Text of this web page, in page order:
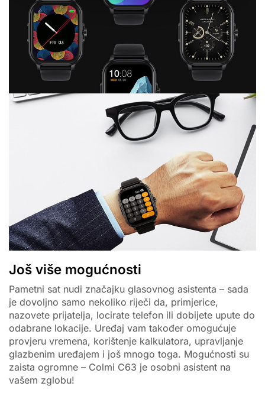
Još više mogućnosti
Pametni sat nudi značajku glasovnog asistenta – sada
je dovoljno samo nekoliko riječi da, primjerice,
nazovete prijatelja, locirate telefon ili dobijete upute do
odabrane lokacije. Uređaj vam također omogućuje
provjeru vremena, korištenje kalkulatora, upravljanje
glazbenim uređajem i još mnogo toga. Mogućnosti su
zaista ogromne – Colmi C63 je osobni asistent na
vašem zglobu!